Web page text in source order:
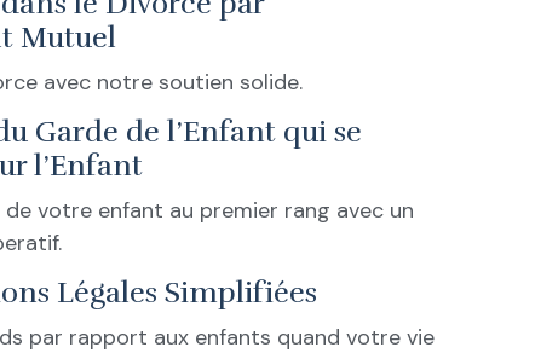
Mutuel
avec notre soutien solide.
Garde de l’Enfant qui se
l’Enfant
votre enfant au premier rang avec un
Légales Simplifiées
par rapport aux enfants quand votre vie